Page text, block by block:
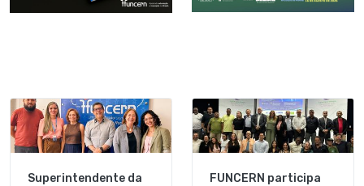
Superintendente da
FUNCERN participa